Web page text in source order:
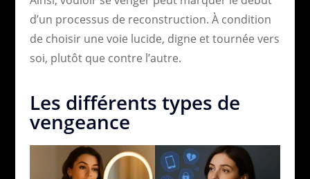
d’un processus de reconstruction. À condition
de choisir une voie lucide, digne et tournée vers
soi, plutôt que contre l’autre.
Les différents types de
vengeance